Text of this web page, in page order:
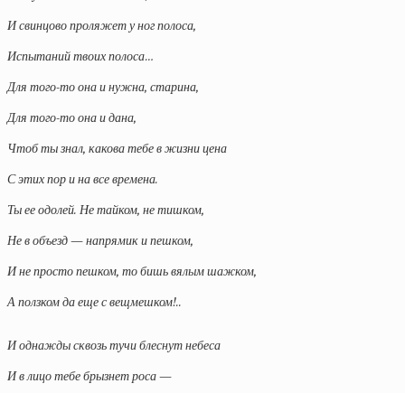
И свинцово проляжет у ног полоса,
Испытаний твоих полоса…
Для того-то она и нужна, старина,
Для того-то она и дана,
Чтоб ты знал, какова тебе в жизни цена
С этих пор и на все времена.
Ты ее одолей. Не тайком, не тишком,
Не в объезд — напрямик и пешком,
И не просто пешком, то бишь вялым шажком,
А ползком да еще с вещмешком!..
И однажды сквозь тучи блеснут небеса
И в лицо тебе брызнет роса —